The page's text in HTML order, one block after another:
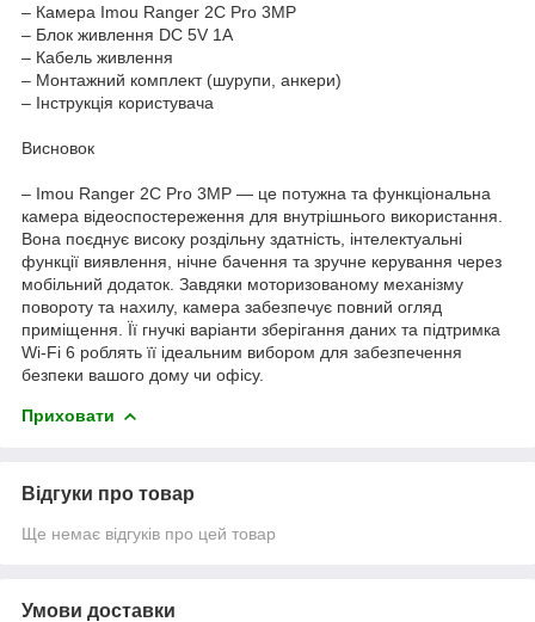
– Камера Imou Ranger 2C Pro 3MP
– Блок живлення DC 5V 1A
– Кабель живлення
– Монтажний комплект (шурупи, анкери)
– Інструкція користувача
Висновок
– Imou Ranger 2C Pro 3MP — це потужна та функціональна
камера відеоспостереження для внутрішнього використання.
Вона поєднує високу роздільну здатність, інтелектуальні
функції виявлення, нічне бачення та зручне керування через
мобільний додаток. Завдяки моторизованому механізму
повороту та нахилу, камера забезпечує повний огляд
приміщення. Її гнучкі варіанти зберігання даних та підтримка
Wi-Fi 6 роблять її ідеальним вибором для забезпечення
безпеки вашого дому чи офісу.
Приховати
Відгуки про товар
Ще немає відгуків про цей товар
Умови доставки